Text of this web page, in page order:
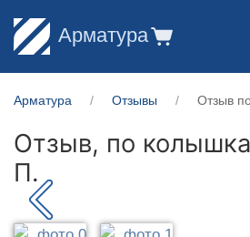
Арматура
Арматура Отзывы Отзыв
Отзыв, по
П.